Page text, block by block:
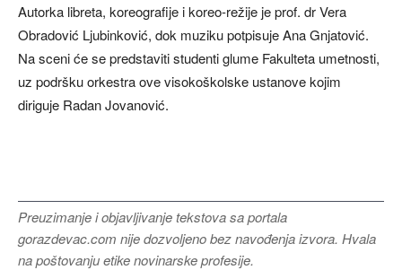
Autorka libreta, koreografije i koreo-režije je prof. dr Vera
Obradović Ljubinković, dok muziku potpisuje Ana Gnjatović.
Na sceni će se predstaviti studenti glume Fakulteta umetnosti,
uz podršku orkestra ove visokoškolske ustanove kojim
diriguje Radan Jovanović.
Preuzimanje i objavljivanje tekstova sa portala
gorazdevac.com nije dozvoljeno bez navođenja izvora. Hvala
na poštovanju etike novinarske profesije.